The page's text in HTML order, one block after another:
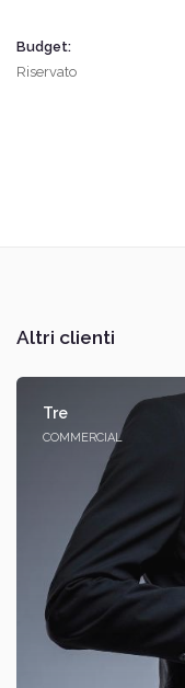
Budget:
Riservato
Altri clienti
Tre
COMMERCIAL